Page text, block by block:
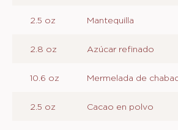
2.5 oz Mantequilla
2.8 oz Azúcar refinado
10.6 oz Mermelada de
2.5 oz Cacao en polvo